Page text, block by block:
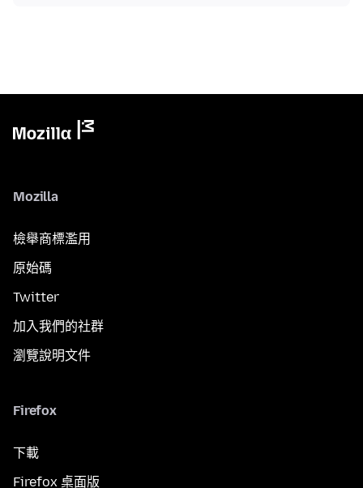
Mozilla
檢舉商標濫用
原始碼
Twitter
加入我們的社群
瀏覽說明文件
Firefox
下載
Firefox 桌面版